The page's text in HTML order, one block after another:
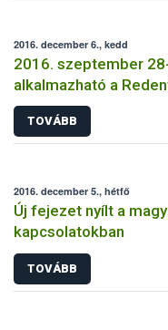
2016. december 6., kedd
2016. szeptember
alkalmazható a
TOVÁBB
2016. december 5., hétfő
Új fejezet nyílt a
kapcsolatokban
TOVÁBB